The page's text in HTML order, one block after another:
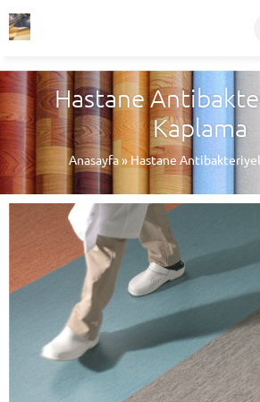
Hastane
Kaplama
Anasayfa» Hastane